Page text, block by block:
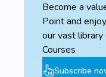
Become a
Point and
our vast
Courses
Subscribe